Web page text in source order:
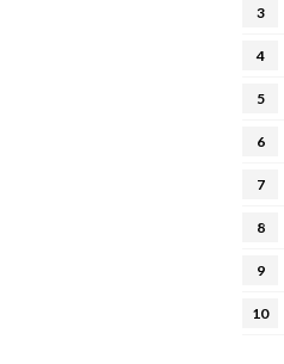
3
4
5
6
7
8
9
10